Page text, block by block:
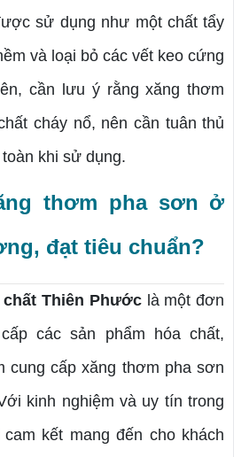
sử dụng như một chất tẩy
và loại bỏ các vết keo cứng
cần lưu ý rằng xăng thơm
cháy nổ, nên cần tuân thủ
khi sử dụng.
thơm pha sơn ở
đạt tiêu chuẩn?
chất Thiên Phướclà một đơn
các sản phẩm hóa chất,
cung cấp xăng thơm pha sơn
kinh nghiệm và uy tín trong
kết mang đến cho khách